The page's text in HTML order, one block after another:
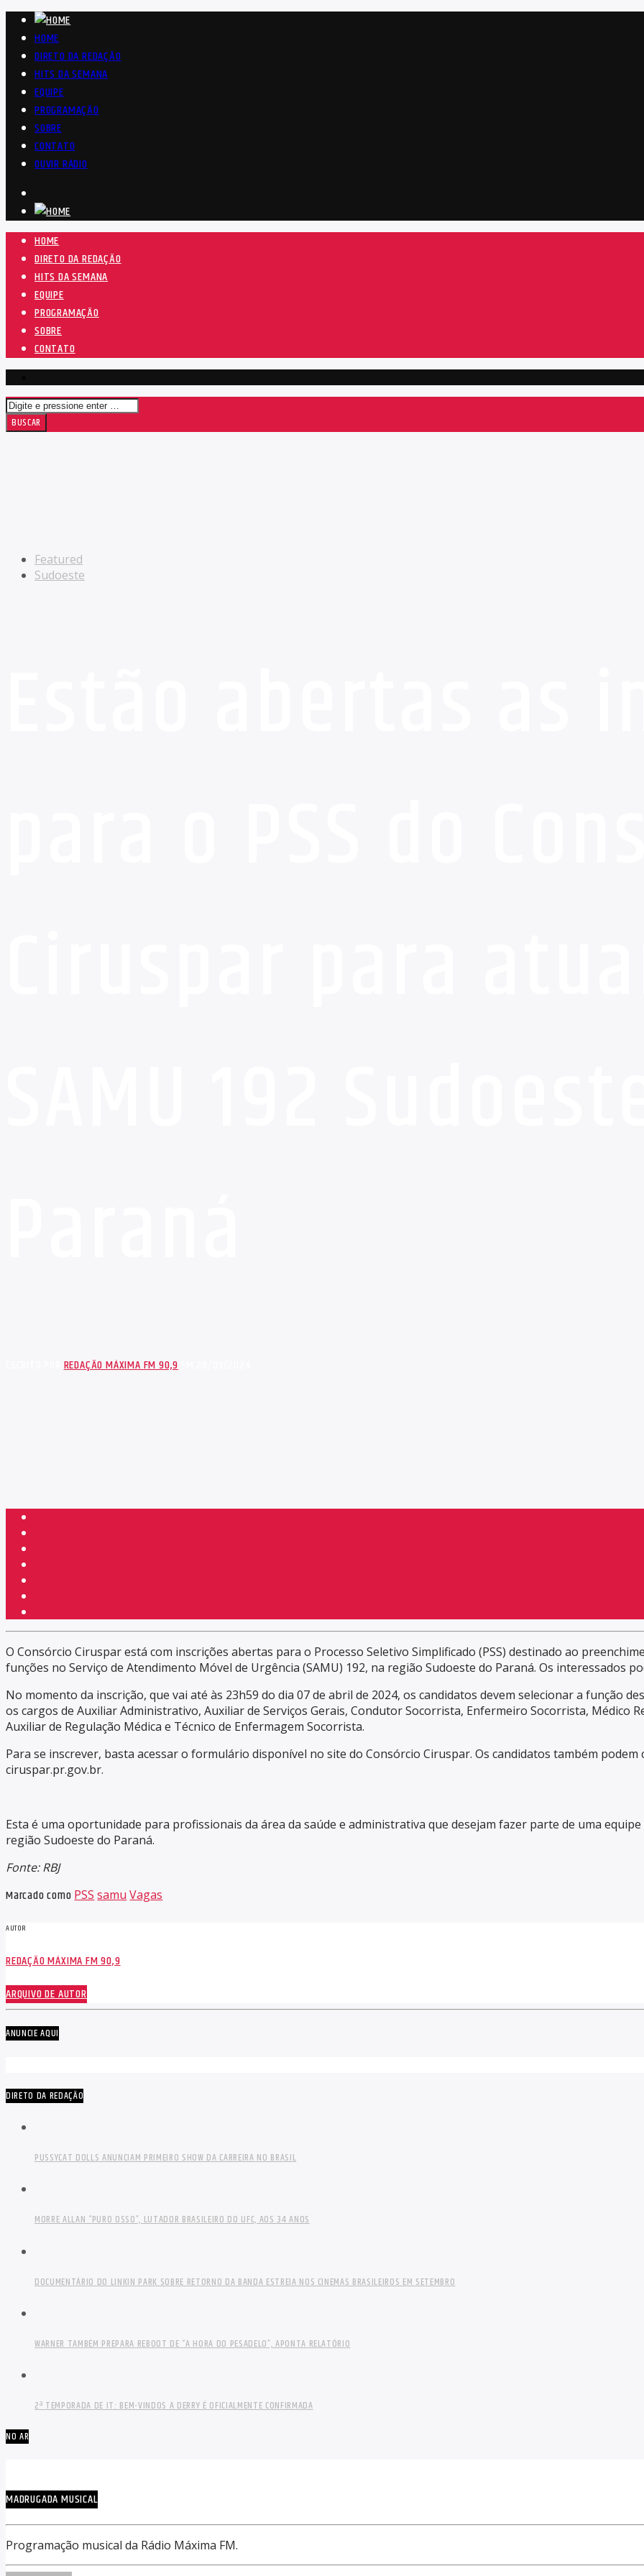
HOME
DIRETO DA REDAÇÃO
HITS DA SEMANA
EQUIPE
PROGRAMAÇÃO
SOBRE
CONTATO
OUVIR RÁDIO
HOME
DIRETO DA REDAÇÃO
HITS DA SEMANA
EQUIPE
PROGRAMAÇÃO
SOBRE
CONTATO
Featured
Sudoeste
ESCRITO PORREDAÇÃO MÁXIMA FM 90,9EM 20/03/2024
O Consórcio Ciruspar está com inscrições abertas para o Processo Seletivo Simplificado (PSS) destinado ao
funções no Serviço de Atendimento Móvel de Urgência (SAMU) 192, na região Sudoeste do Paraná. Os interessados
No momento da inscrição, que vai até às 23h59 do dia 07 de abril de 2024, os candidatos devem selecionar a função
os cargos de Auxiliar Administrativo, Auxiliar de Serviços Gerais, Condutor Socorrista, Enfermeiro Socorrista, Médico
Auxiliar de Regulação Médica e Técnico de Enfermagem Socorrista.
Para se inscrever, basta acessar o formulário disponível no site do Consórcio Ciruspar. Os candidatos também
ciruspar.pr.gov.br.
Esta é uma oportunidade para profissionais da área da saúde e administrativa que desejam fazer parte de uma
região Sudoeste do Paraná.
Fonte: RBJ
Marcado comoPSS samu Vagas
AUTOR
REDAÇÃO MÁXIMA FM 90,9
ARQUIVO DE AUTOR
ANUNCIE AQUI
DIRETO DA REDAÇÃO
PUSSYCAT DOLLS ANUNCIAM PRIMEIRO SHOW DA CARREIRA NO BRASIL
MORRE ALLAN “PURO OSSO”, LUTADOR BRASILEIRO DO UFC, AOS 34 ANOS
DOCUMENTÁRIO DO LINKIN PARK SOBRE RETORNO DA BANDA ESTREIA NOS CINEMAS BRASILEIROS EM SETEMBRO
WARNER TAMBÉM PREPARA REBOOT DE “A HORA DO PESADELO”, APONTA RELATÓRIO
2ª TEMPORADA DE IT: BEM-VINDOS A DERRY É OFICIALMENTE CONFIRMADA
NO AR
MADRUGADA MUSICAL
Programação musical da Rádio Máxima FM.